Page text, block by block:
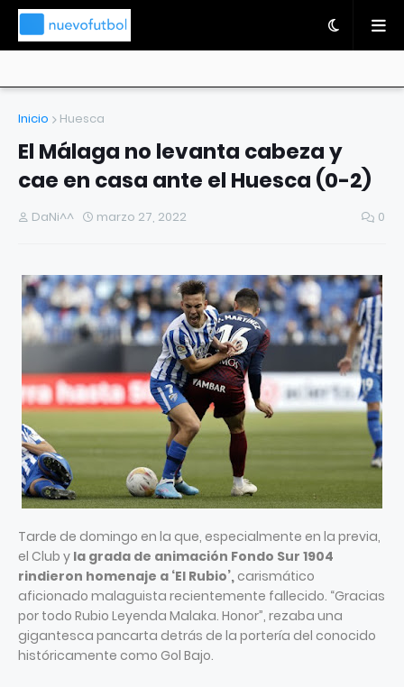
Inicio Huesca
El Málaga no levanta cabeza y
cae en casa ante el Huesca (0-2)
DaNi^^ marzo 27, 2022 0
Tarde de domingo en la que, especialmente en la previa,
el Club y la grada de animación Fondo Sur 1904
rindieron homenaje a ‘El Rubio’, carismático
aficionado malaguista recientemente fallecido. “Gracias
por todo Rubio Leyenda Malaka. Honor”, rezaba una
gigantesca pancarta detrás de la portería del conocido
históricamente como Gol Bajo.